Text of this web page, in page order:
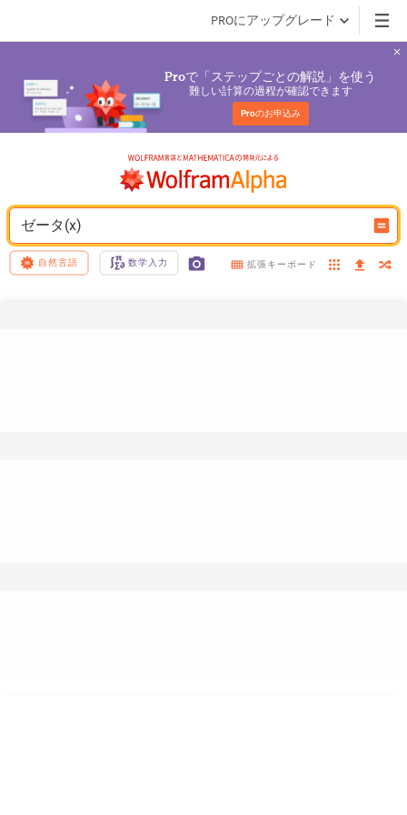
PROにアップグレード
Proで「ステップごとの解説」を使う
難しい計算の過程が確認できます
Proのお申込み
ゼータ(x)
自然言語 数学入力 拡張キーボード